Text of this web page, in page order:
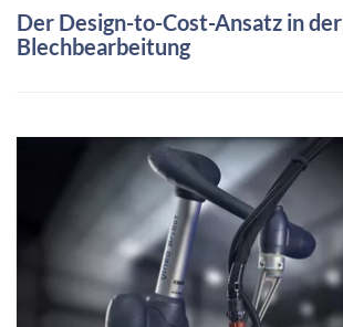
Der Design-to-Cost-Ansatz in der
Blechbearbeitung